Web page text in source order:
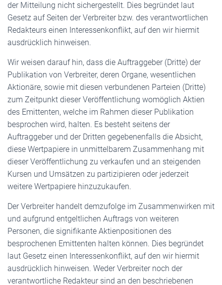
der Mitteilung nicht sichergestellt. Dies begründet laut
Gesetz auf Seiten der Verbreiter bzw. des verantwortlichen
Redakteurs einen Interessenkonflikt, auf den wir hiermit
ausdrücklich hinweisen.
Wir weisen darauf hin, dass die Auftraggeber (Dritte) der
Publikation von Verbreiter, deren Organe, wesentlichen
Aktionäre, sowie mit diesen verbundenen Parteien (Dritte)
zum Zeitpunkt dieser Veröffentlichung womöglich Aktien
des Emittenten, welche im Rahmen dieser Publikation
besprochen wird, halten. Es besteht seitens der
Auftraggeber und der Dritten gegebenenfalls die Absicht,
diese Wertpapiere in unmittelbarem Zusammenhang mit
dieser Veröffentlichung zu verkaufen und an steigenden
Kursen und Umsätzen zu partizipieren oder jederzeit
weitere Wertpapiere hinzuzukaufen.
Der Verbreiter handelt demzufolge im Zusammenwirken mit
und aufgrund entgeltlichen Auftrags von weiteren
Personen, die signifikante Aktienpositionen des
besprochenen Emittenten halten können. Dies begründet
laut Gesetz einen Interessenkonflikt, auf den wir hiermit
ausdrücklich hinweisen. Weder Verbreiter noch der
verantwortliche Redakteur sind an den beschriebenen